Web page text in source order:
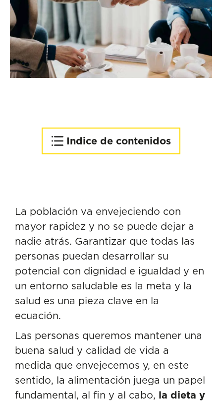
Indice de contenidos
disfagia
Otros aspectos a tener en
cuenta (sobre todo de cara
al público sénior)
¿Qué hacemos en AZTI
para desarrollar productos
enfocados a las personas
con disfagia?
La población va envejeciendo con
mayor rapidez y no se puede dejar a
nadie atrás. Garantizar que todas las
personas puedan desarrollar su
potencial con dignidad e igualdad y en
un entorno saludable es la meta y la
salud es una pieza clave en la
ecuación.
Las personas queremos mantener una
buena salud y calidad de vida a
medida que envejecemos y, en este
sentido, la alimentación juega un papel
fundamental, al fin y al cabo, la dieta y